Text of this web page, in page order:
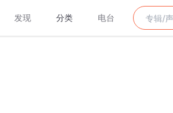
发现 分类 电台